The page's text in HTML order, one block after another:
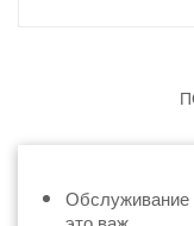
Обслуживание